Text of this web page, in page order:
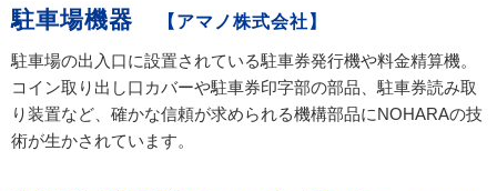
駐車場機器 【アマノ株式会社】
駐車場の出入口に設置されている駐車券発行機や料金精算機。
コイン取り出し口カバーや駐車券印字部の部品、駐車券読み取
り装置など、確かな信頼が求められる機構部品にNOHARAの技
術が生かされています。